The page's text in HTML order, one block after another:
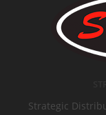
Strategic